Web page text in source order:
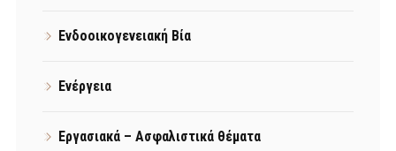
Ενδοοικογενειακή Βία
Ενέργεια
Εργασιακά – Ασφαλιστικά θέματα